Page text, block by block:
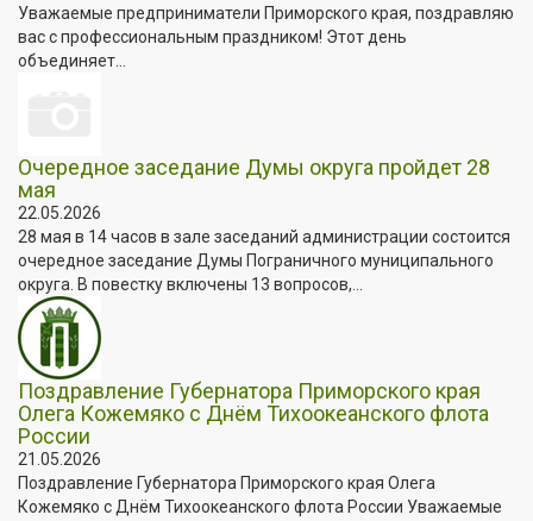
Уважаемые предприниматели Приморского края, поздравляю
вас с профессиональным праздником! Этот день
объединяет...
Очередное заседание Думы округа пройдет 28
мая
22.05.2026
28 мая в 14 часов в зале заседаний администрации состоится
очередное заседание Думы Пограничного муниципального
округа. В повестку включены 13 вопросов,...
Поздравление Губернатора Приморского края
Олега Кожемяко с Днём Тихоокеанского флота
России
21.05.2026
Поздравление Губернатора Приморского края Олега
Кожемяко с Днём Тихоокеанского флота России Уважаемые